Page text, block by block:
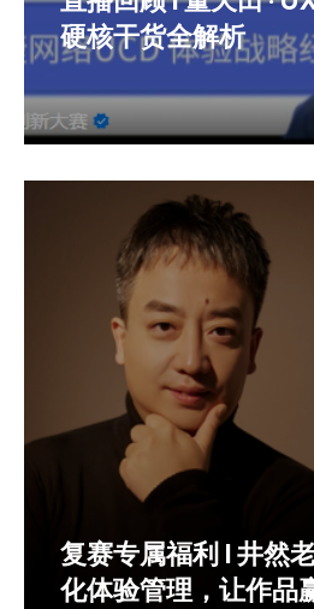
硬核干货全解析
复赛专属福利 | 井然
化体验管理，让作品